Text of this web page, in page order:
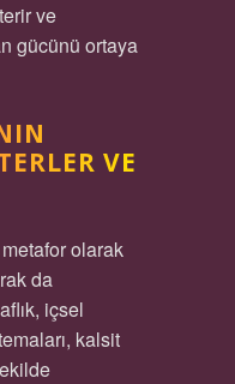
ve
gücünü ortaya
VE
olarak
da
içsel
kalsit